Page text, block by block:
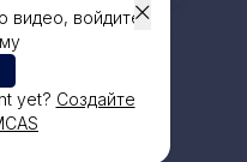
видео, войдите
yet? Создайте